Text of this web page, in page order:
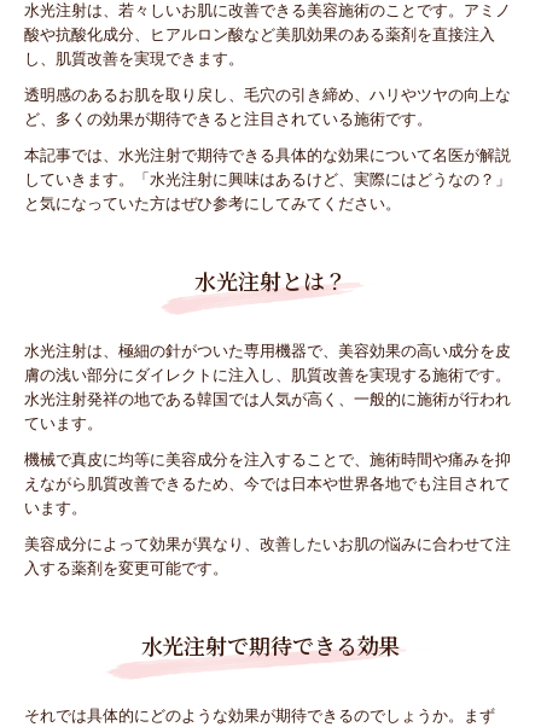
水光注射は、若々しいお肌に改善できる美容施術のことです。アミノ
酸や抗酸化成分、ヒアルロン酸など美肌効果のある薬剤を直接注入
し、肌質改善を実現できます。
透明感のあるお肌を取り戻し、毛穴の引き締め、ハリやツヤの向上な
ど、多くの効果が期待できると注目されている施術です。
本記事では、水光注射で期待できる具体的な効果について名医が解説
していきます。「水光注射に興味はあるけど、実際にはどうなの？」
と気になっていた方はぜひ参考にしてみてください。
水光注射とは？
水光注射は、極細の針がついた専用機器で、美容効果の高い成分を皮
膚の浅い部分にダイレクトに注入し、肌質改善を実現する施術です。
水光注射発祥の地である韓国では人気が高く、一般的に施術が行われ
ています。
機械で真皮に均等に美容成分を注入することで、施術時間や痛みを抑
えながら肌質改善できるため、今では日本や世界各地でも注目されて
います。
美容成分によって効果が異なり、改善したいお肌の悩みに合わせて注
入する薬剤を変更可能です。
水光注射で期待できる効果
それでは具体的にどのような効果が期待できるのでしょうか。まず